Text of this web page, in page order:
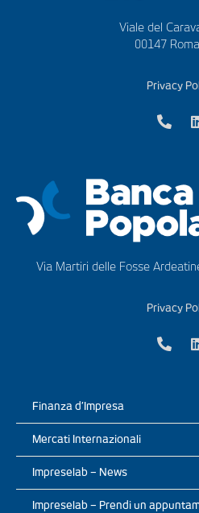
Viale del
00147
Privacy
Via Martiri delle Fosse
Privacy
Finanza d’Impresa
Mercati Internazionali
Impreselab – News
Impreselab – Prendi un